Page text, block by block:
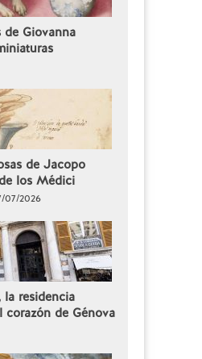
de Giovanna
de Jacopo
los Médici
07/2026
la residencia
corazón de Génova